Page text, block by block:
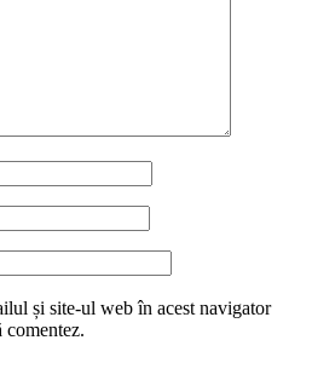
și site-ul web în acest navigator
comentez.